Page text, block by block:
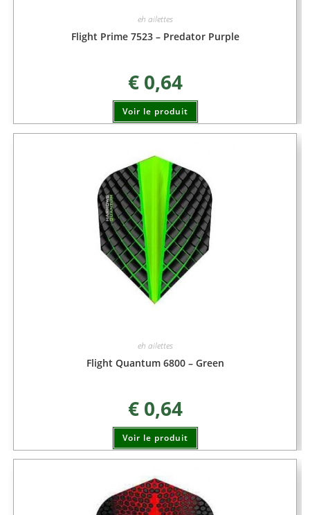
eh ailettes
Flight Prime 7523 – Predator Purple
€0,64
Voir le produit
eh ailettes
Flight Quantum 6800 – Green
€0,64
Voir le produit